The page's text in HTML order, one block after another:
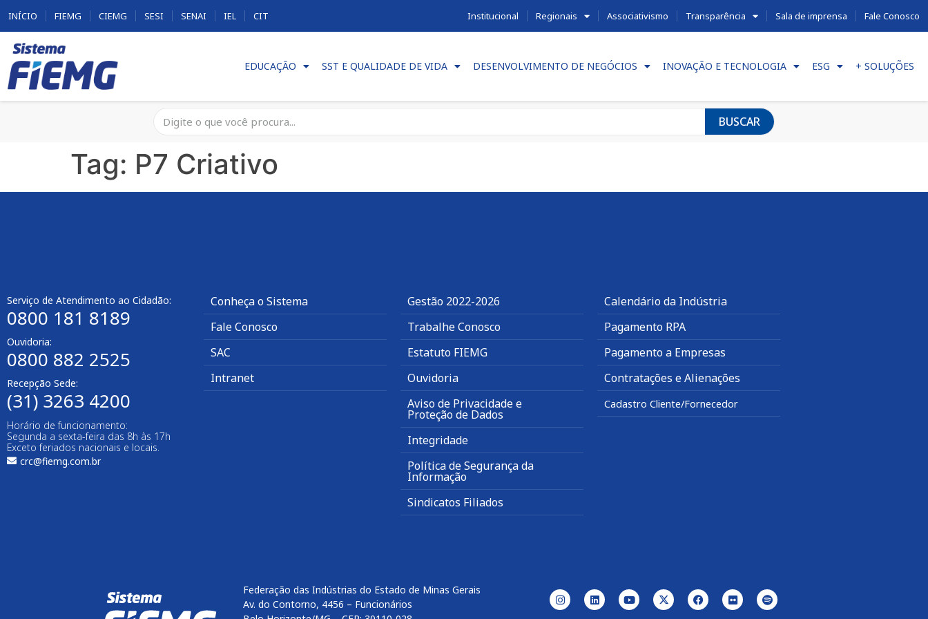
INÍCIO FIEMG CIEMG SESI SENAI IEL CIT Institucional Regionais Associativismo Transparência Sala de imprensa Fale Conosco
EDUCAÇÃO SST E QUALIDADE DE VIDA DESENVOLVIMENTO DE NEGÓCIOS INOVAÇÃO E TECNOLOGIA ESG + SOLUÇÕES
BUSCAR
Tag: P7 Criativo
Serviço de Atendimento ao Cidadão:
0800 181 8189
Ouvidoria:
0800 882 2525​
Recepção Sede:
(31) 3263 4200
Horário de funcionamento:
Segunda a sexta-feira das 8h às 17h
Exceto feriados nacionais e locais.
crc@fiemg.com.br
Conheça o Sistema
Fale Conosco
SAC
Intranet
Gestão 2022-2026
Trabalhe Conosco
Estatuto FIEMG
Ouvidoria
Aviso de Privacidade e
Proteção de Dados
Integridade
Política de Segurança da
Informação
Sindicatos Filiados
Calendário da Indústria
Pagamento RPA
Pagamento a Empresas
Contratações e Alienações
Cadastro Cliente/Fornecedor
Federação das Indústrias do Estado de Minas Gerais
Av. do Contorno, 4456 – Funcionários